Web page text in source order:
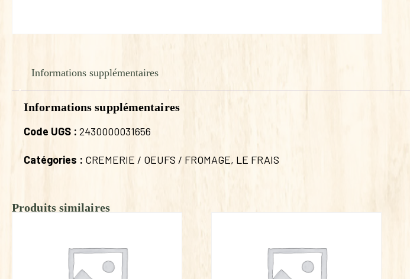
Informations supplémentaires
Informations supplémentaires
Code UGS : 2430000031656
Catégories : CREMERIE / OEUFS / FROMAGE, LE FRAIS
Produits similaires